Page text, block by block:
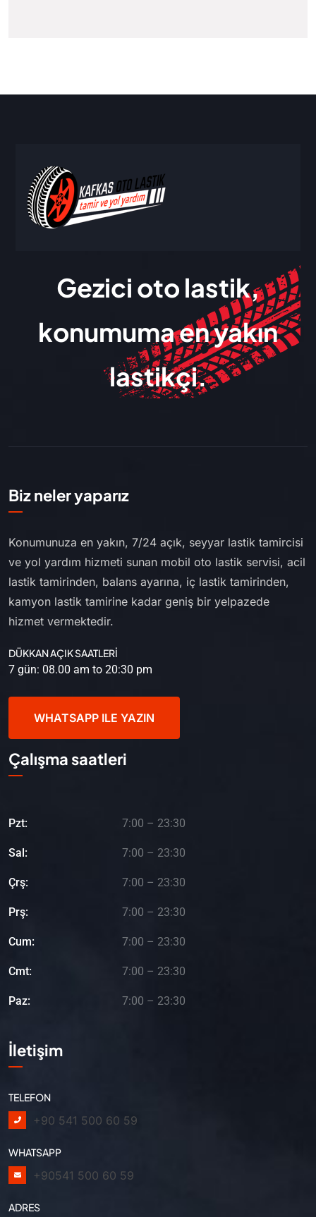
Gezici oto lastik,
konumuma en yakın
lastikçi.
Biz neler yaparız
Konumunuza en yakın, 7/24 açık, seyyar lastik tamircisi
ve yol yardım hizmeti sunan mobil oto lastik servisi, acil
lastik tamirinden, balans ayarına, iç lastik tamirinden,
kamyon lastik tamirine kadar geniş bir yelpazede
hizmet vermektedir.
DÜKKAN AÇIK SAATLERİ
7 gün: 08.00 am to 20:30 pm
WHATSAPP ILE YAZIN
Çalışma saatleri
Pzt: 7:00 – 23:30
Sal: 7:00 – 23:30
Çrş: 7:00 – 23:30
Prş: 7:00 – 23:30
Cum: 7:00 – 23:30
Cmt: 7:00 – 23:30
Paz: 7:00 – 23:30
İletişim
TELEFON
+90 541 500 60 59
WHATSAPP
+90541 500 60 59
ADRES